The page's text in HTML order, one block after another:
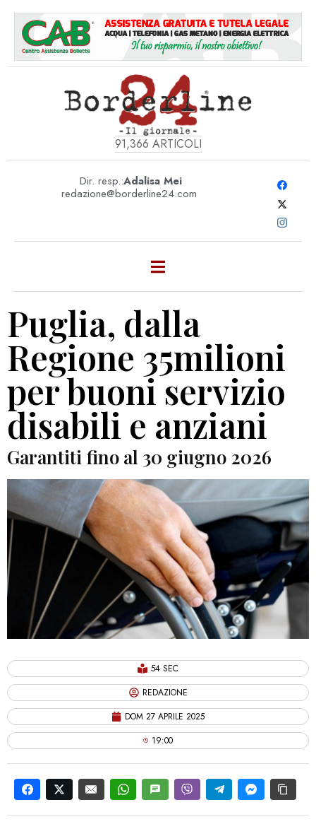
91,366 ARTICOLI
Dir. resp.:Adalisa Mei
redazione@borderline24.com
Puglia, dalla
Regione 35milioni
per buoni servizio
disabili e anziani
Garantiti fino al 30 giugno 2026
54 SEC
REDAZIONE
DOM 27 APRILE 2025
19:00